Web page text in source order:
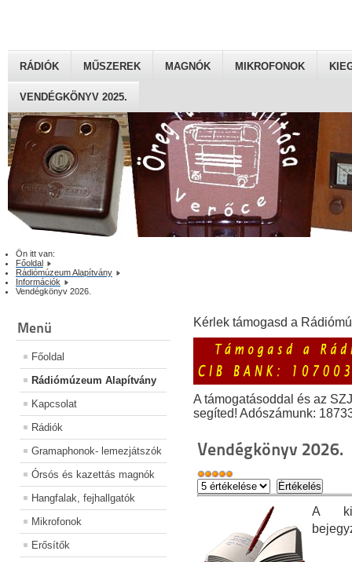
RÁDIÓK MŰSZEREK MAGNÓK MIKROFONOK
VENDÉGKÖNYV 2025.
Ön itt van:
Főoldal
Rádiómúzeum Alapítvány
Információk
Vendégkönyv 2026.
Menü
Főoldal
Rádiómúzeum Alapítvány
Kapcsolat
Rádiók
Gramaphonok- lemezjátszók
Órsós és kazettás magnók
Hangfalak, fejhallgatók
Mikrofonok
Erősítők
Kérlek támogasd a
A támogatásoddal és az
segíted! Adószámunk:
Vendégkönyv 2026.
A